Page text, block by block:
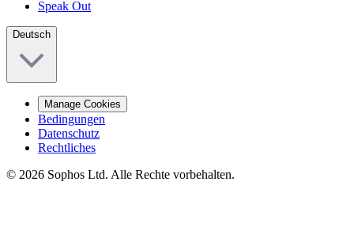
Speak Out
Deutsch
Manage Cookies
Bedingungen
Datenschutz
Rechtliches
© 2026 Sophos Ltd. Alle Rechte vorbehalten.